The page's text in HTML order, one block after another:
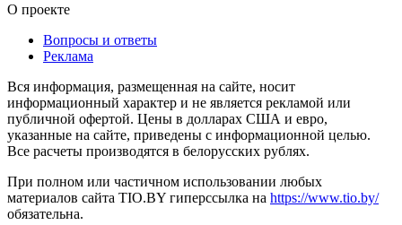
О проекте
Вопросы и ответы
Реклама
Вся информация, размещенная на сайте, носит
информационный характер и не является рекламой или
публичной офертой. Цены в долларах США и евро,
указанные на сайте, приведены с информационной целью.
Все расчеты производятся в белорусских рублях.
При полном или частичном использовании любых
материалов сайта TIO.BY гиперссылка на https://www.tio.by/
обязательна.